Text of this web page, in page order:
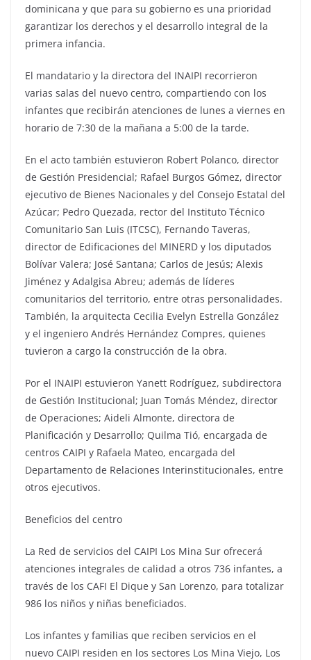
dominicana y que para su gobierno es una prioridad
garantizar los derechos y el desarrollo integral de la
primera infancia.
El mandatario y la directora del INAIPI recorrieron
varias salas del nuevo centro, compartiendo con los
infantes que recibirán atenciones de lunes a viernes en
horario de 7:30 de la mañana a 5:00 de la tarde.
En el acto también estuvieron Robert Polanco, director
de Gestión Presidencial; Rafael Burgos Gómez, director
ejecutivo de Bienes Nacionales y del Consejo Estatal del
Azúcar; Pedro Quezada, rector del Instituto Técnico
Comunitario San Luis (ITCSC), Fernando Taveras,
director de Edificaciones del MINERD y los diputados
Bolívar Valera; José Santana; Carlos de Jesús; Alexis
Jiménez y Adalgisa Abreu; además de líderes
comunitarios del territorio, entre otras personalidades.
También, la arquitecta Cecilia Evelyn Estrella González
y el ingeniero Andrés Hernández Compres, quienes
tuvieron a cargo la construcción de la obra.
Por el INAIPI estuvieron Yanett Rodríguez, subdirectora
de Gestión Institucional; Juan Tomás Méndez, director
de Operaciones; Aideli Almonte, directora de
Planificación y Desarrollo; Quilma Tió, encargada de
centros CAIPI y Rafaela Mateo, encargada del
Departamento de Relaciones Interinstitucionales, entre
otros ejecutivos.
Beneficios del centro
La Red de servicios del CAIPI Los Mina Sur ofrecerá
atenciones integrales de calidad a otros 736 infantes, a
través de los CAFI El Dique y San Lorenzo, para totalizar
986 los niños y niñas beneficiados.
Los infantes y familias que reciben servicios en el
nuevo CAIPI residen en los sectores Los Mina Viejo, Los